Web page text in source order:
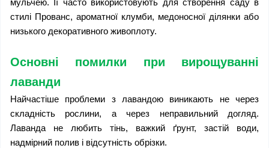
мульчею. Її часто використовують для створення саду в
стилі Прованс, ароматної клумби, медоносної ділянки або
низького декоративного живоплоту.
Основні помилки при вирощуванні
лаванди
Найчастіше проблеми з лавандою виникають не через
складність рослини, а через неправильний догляд.
Лаванда не любить тінь, важкий ґрунт, застій води,
надмірний полив і відсутність обрізки.